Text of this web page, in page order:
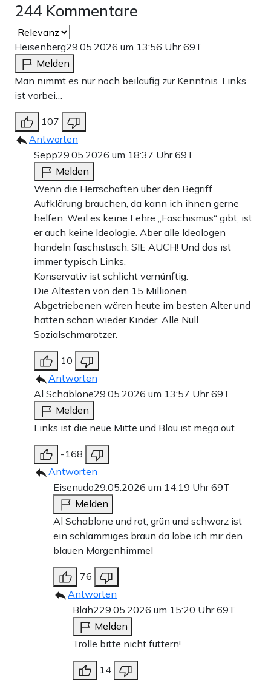
244 Kommentare
Heisenberg29.05.2026 um 13:56 Uhr69T
Melden
Man nimmt es nur noch beiläufig zur Kenntnis. Links
ist vorbei…
107
Antworten
Sepp29.05.2026 um 18:37 Uhr69T
Melden
Wenn die Herrschaften über den Begriff
Aufklärung brauchen, da kann ich ihnen gerne
helfen. Weil es keine Lehre „Faschismus“ gibt, ist
er auch keine Ideologie. Aber alle Ideologen
handeln faschistisch. SIE AUCH! Und das ist
immer typisch Links.
Konservativ ist schlicht vernünftig.
Die Ältesten von den 15 Millionen
Abgetriebenen wären heute im besten Alter und
hätten schon wieder Kinder. Alle Null
Sozialschmarotzer.
10
Antworten
Al Schablone29.05.2026 um 13:57 Uhr69T
Melden
Links ist die neue Mitte und Blau ist mega out
-168
Antworten
Eisenudo29.05.2026 um 14:19 Uhr69T
Melden
Al Schablone und rot, grün und schwarz ist
ein schlammiges braun da lobe ich mir den
blauen Morgenhimmel
76
Antworten
Blah229.05.2026 um 15:20 Uhr69T
Melden
Trolle bitte nicht füttern!
14